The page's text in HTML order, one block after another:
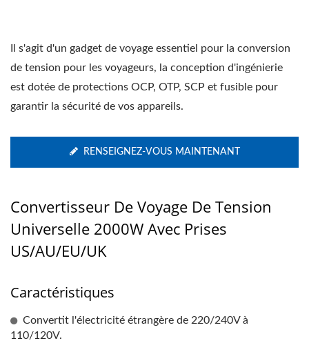
Il s'agit d'un gadget de voyage essentiel pour la conversion
de tension pour les voyageurs, la conception d'ingénierie
est dotée de protections OCP, OTP, SCP et fusible pour
garantir la sécurité de vos appareils.
RENSEIGNEZ-VOUS MAINTENANT
Convertisseur De Voyage De Tension
Universelle 2000W Avec Prises
US/AU/EU/UK
Caractéristiques
Convertit l'électricité étrangère de 220/240V à
110/120V.